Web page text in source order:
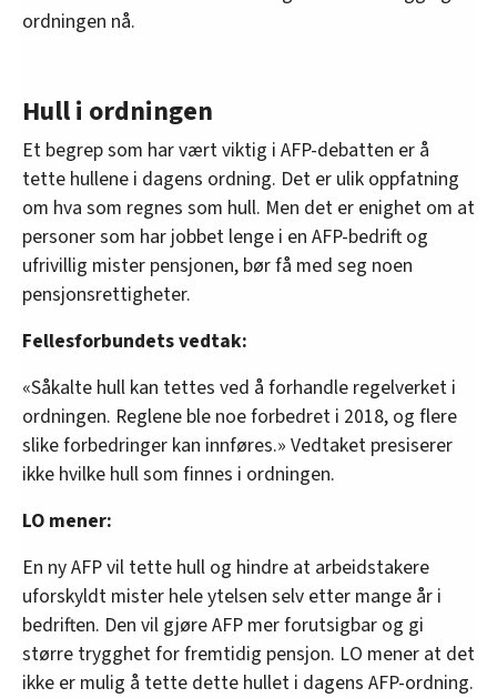
ordningen nå.
Hull i ordningen
Et begrep som har vært viktig i AFP-debatten er å
tette hullene i dagens ordning. Det er ulik oppfatning
om hva som regnes som hull. Men det er enighet om at
personer som har jobbet lenge i en AFP-bedrift og
ufrivillig mister pensjonen, bør få med seg noen
pensjonsrettigheter.
Fellesforbundets vedtak:
«Såkalte hull kan tettes ved å forhandle regelverket i
ordningen. Reglene ble noe forbedret i 2018, og flere
slike forbedringer kan innføres.» Vedtaket presiserer
ikke hvilke hull som finnes i ordningen.
LO mener:
En ny AFP vil tette hull og hindre at arbeidstakere
uforskyldt mister hele ytelsen selv etter mange år i
bedriften. Den vil gjøre AFP mer forutsigbar og gi
større trygghet for fremtidig pensjon. LO mener at det
ikke er mulig å tette dette hullet i dagens AFP-ordning.